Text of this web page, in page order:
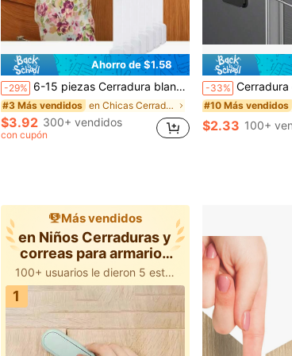
Ahorro de $1.58
-29% 6-15 piezas Cerradura blanca, Cerradura de puerta de gabinete, Cerradura de cajón, Cerradura fija de gabinete
#3 Más vendidos en Chicas Cerraduras y correas para armarios de be
$3.92 300+ vendidos
con cupón
-33% Cerradura de refrigerador actualizada con 2 llaves, 1/2/3/4 piezas de cerradura de
#10 Más vendidos
$2.33 100+
Más vendidos
en Niños Cerraduras y
correas para armarios
de beb
100+ usuarios le dieron 5 estrellas
1